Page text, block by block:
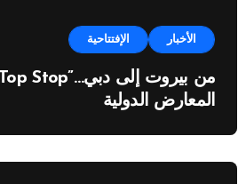
الأخبار الإفتتاحية
المعارض الدولية